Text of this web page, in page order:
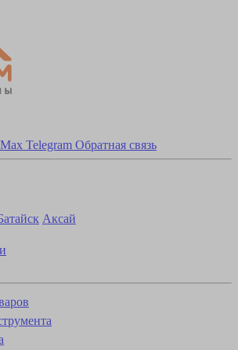
Max Telegram Обратная связь
Аксай